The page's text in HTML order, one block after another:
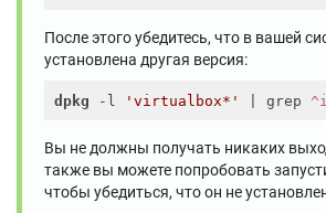
После этого убедитесь, что в вашей
установлена ​​другая версия:
dpkg -l 'virtualbox*' | grep ^i
Вы не должны получать никаких
также вы можете попробовать
чтобы убедиться, что он не